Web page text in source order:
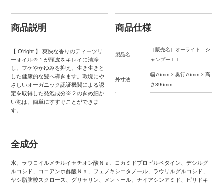
商品説明
【 O'right 】 爽快な香りのティーツリ
ーオイル※１が頭皮をキレイに清浄
し、フケやかゆみを抑え、生き生きと
した健康的な髪へ導きます。環境にや
さしいオーガニック認証機関による認
定を取得した発泡成分※２のきめ細か
い泡は、簡単にすすぐことができま
す。
商品仕様
製品名:
［販売名］オーライト シ
ャンプーＴＴ
外寸法:
幅76mm × 奥行76mm × 高
さ396mm
全成分
水、ラウロイルメチルイセチオン酸Ｎａ、コカミドプロピルベタイン、デシルグ
ルコシド、ココアンホ酢酸Ｎａ、フェノキシエタノール、ラウリルグルコシド、
ヤシ脂肪酸スクロース、グリセリン、メントール、ナイアシンアミド、ピリドキ